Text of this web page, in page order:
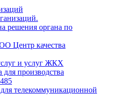
решения органа по
Центр качества
и услуг ЖКХ
производства
телекоммуникационной